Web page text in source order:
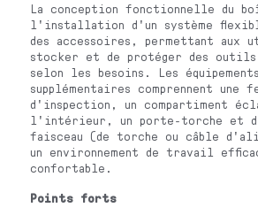
La conception fonctionnelle du
l'installation d'un système
des accessoires, permettant aux
stocker et de protéger des outils
selon les besoins. Les équipements
supplémentaires comprennent une
d'inspection, un compartiment
l'intérieur, un porte-torche et
faisceau (de torche ou câble
un environnement de travail
confortable.
Points forts